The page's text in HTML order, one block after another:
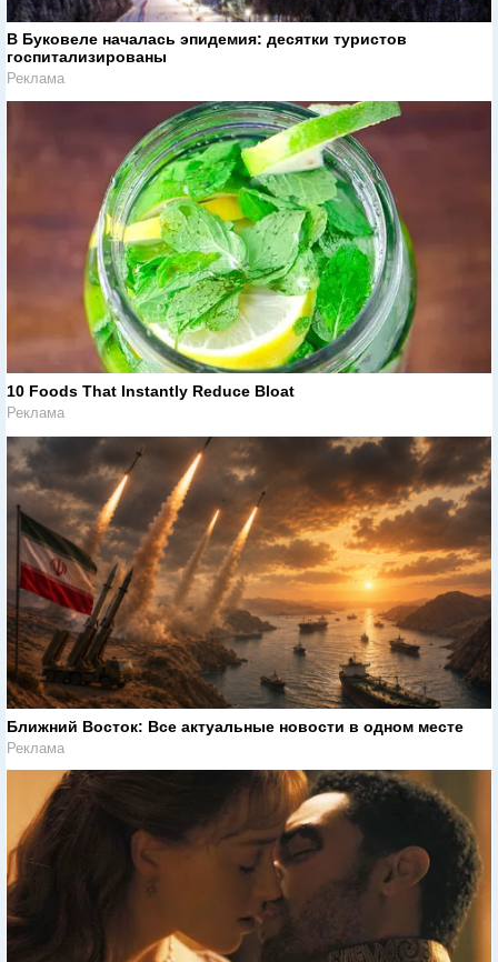
В Буковеле началась эпидемия: десятки туристов
госпитализированы
Реклама
10 Foods That Instantly Reduce Bloat
Реклама
Ближний Восток: Все актуальные новости в одном месте
Реклама